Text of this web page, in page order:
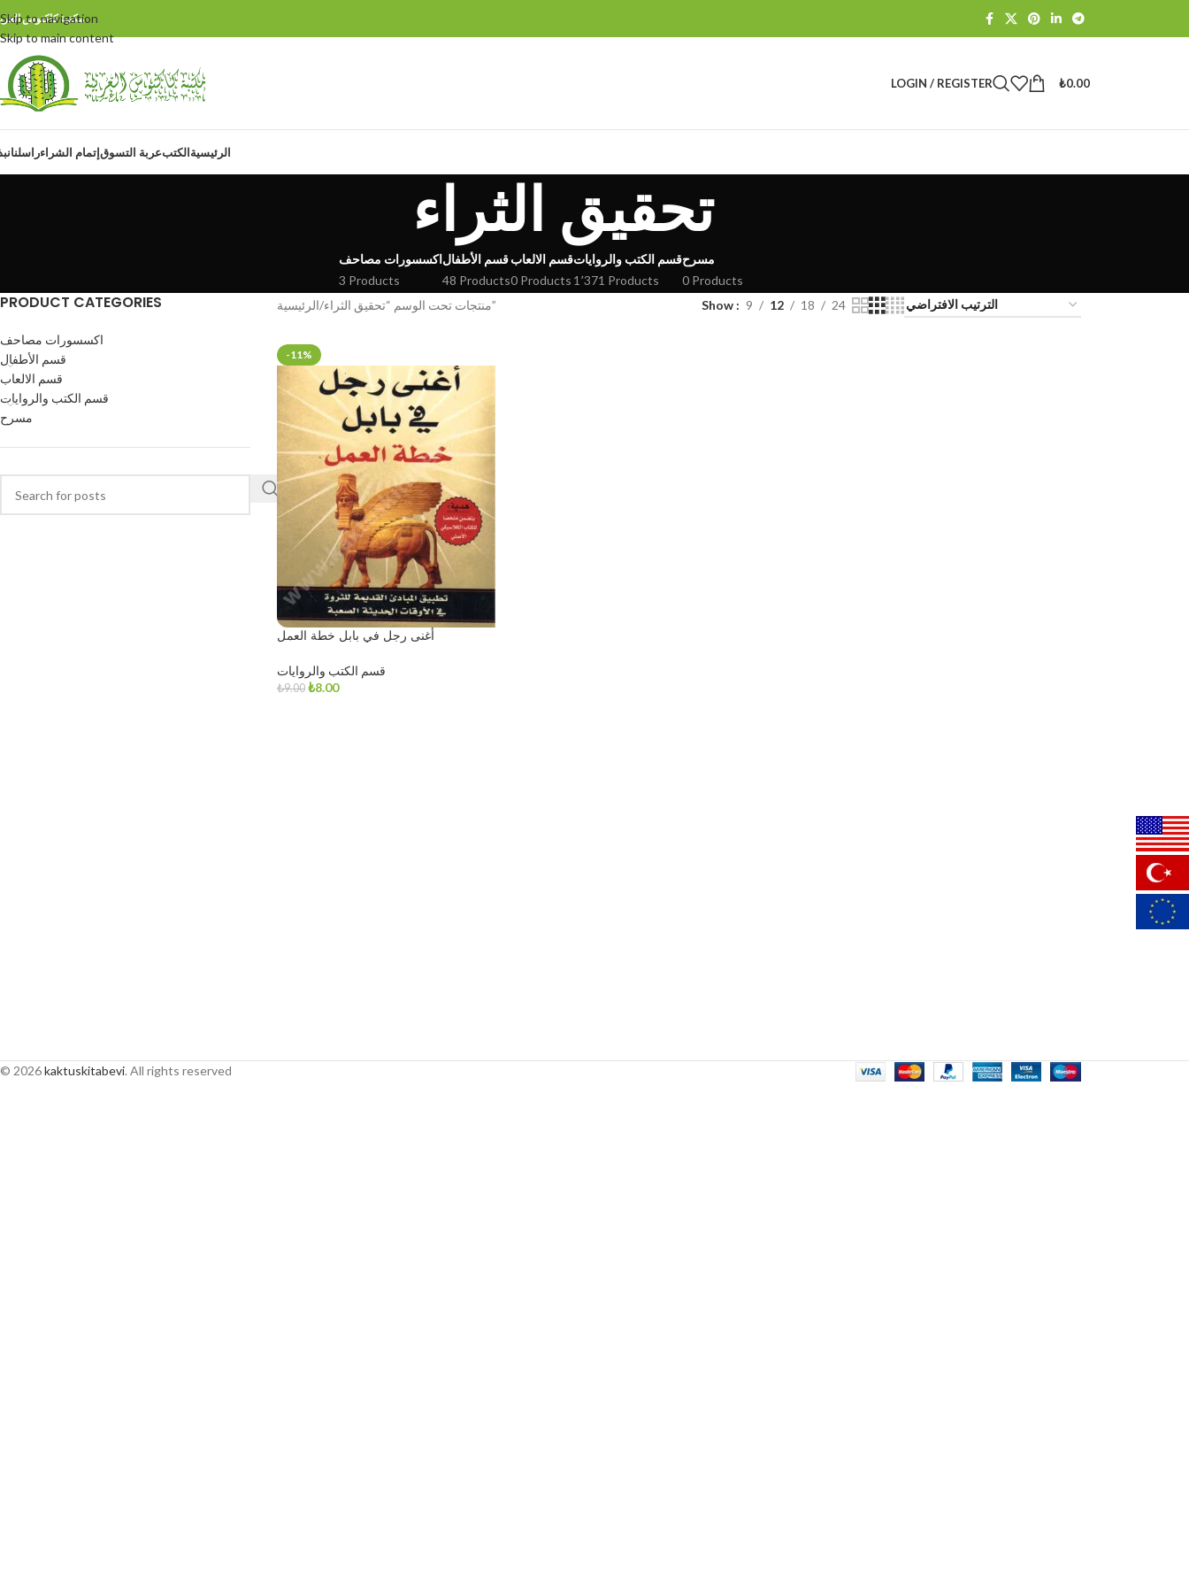
Skip to navigation
Skip to main content
مكتبة كاكتوس
LOGIN / REGISTER ₺0.00
راسلناإتمام الشراءعربة التسوقالكتبالرئيسية
تحقيق الثراء
اكسسورات مصاحف
3 Products
قسم الأطفال
48 Products
قسم الالعاب
0 Products
قسم الكتب والروايات
1٬371 Products
مسرح
0 Products
PRODUCT CATEGORIES
اكسسورات مصاحف
قسم الأطفال
قسم الالعاب
قسم الكتب والروايات
مسرح
الرئيسية منتجات تحت الوسم “تحقيق الثراء” Show 9 12 18 24
-11%
أغنى رجل في بابل خطة العمل
قسم الكتب والروايات
₺9.00 ₺8.00
© 2026kaktuskitabevi. All rights reserved